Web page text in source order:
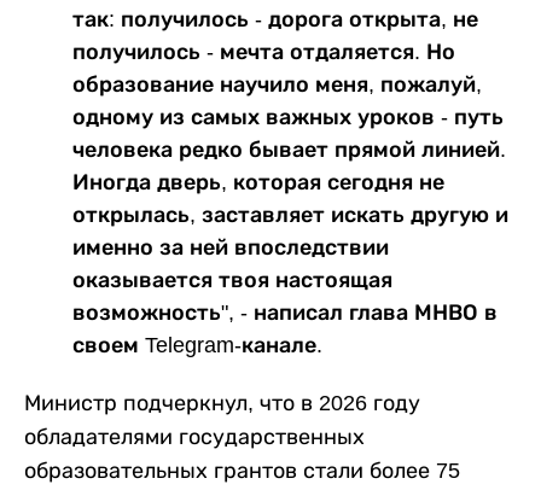
так: получилось - дорога открыта, не
получилось - мечта отдаляется. Но
образование научило меня, пожалуй,
одному из самых важных уроков - путь
человека редко бывает прямой линией.
Иногда дверь, которая сегодня не
открылась, заставляет искать другую и
именно за ней впоследствии
оказывается твоя настоящая
возможность", - написал глава МНВО в
своем Telegram-канале.
Министр подчеркнул, что в 2026 году
обладателями государственных
образовательных грантов стали более 75